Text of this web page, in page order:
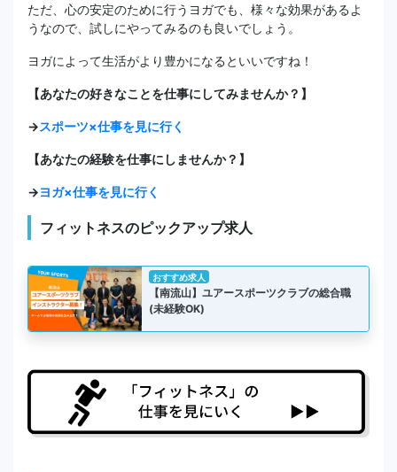
ただ、心の安定のために行うヨガでも、様々な効果があるよ
うなので、試しにやってみるのも良いでしょう。
ヨガによって生活がより豊かになるといいですね！
【あなたの好きなことを仕事にしてみませんか？】
→スポーツ×仕事を見に行く
【あなたの経験を仕事にしませんか？】
→ヨガ×仕事を見に行く
フィットネスのピックアップ求人
おすすめ求人
【南流山】ユアースポーツクラブの総合職
(未経験OK)